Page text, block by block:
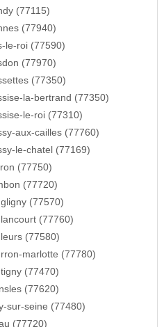
(77115)
(77940)
le-roi (77590)
(77970)
(77350)
la-bertrand (77350)
le-roi (77310)
aux-cailles (77760)
le-chatel (77169)
(77750)
(77720)
(77570)
(77760)
(77580)
marlotte (77780)
(77470)
(77620)
sur-seine (77480)
(77720)